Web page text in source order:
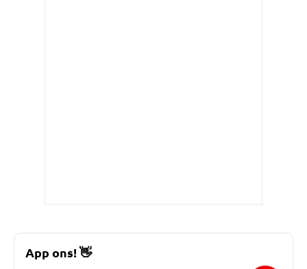
App ons!👋